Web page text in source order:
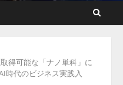
得可能な「ナノ単科」に
時代のビジネス実践入